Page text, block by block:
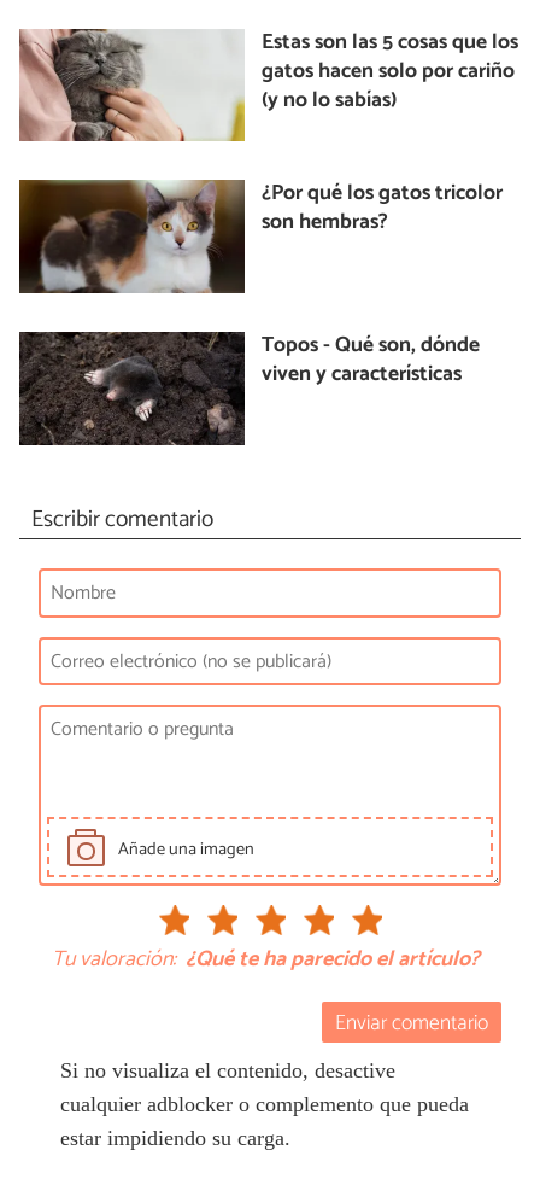
Estas son las 5 cosas que los
gatos hacen solo por cariño
(y no lo sabías)
¿Por qué los gatos tricolor
son hembras?
Topos - Qué son, dónde
viven y características
Escribir comentario
Añade una imagen
Tu valoración: ¿Qué te ha parecido el artículo?
Enviar comentario
Si no visualiza el contenido, desactive
cualquier adblocker o complemento que pueda
estar impidiendo su carga.